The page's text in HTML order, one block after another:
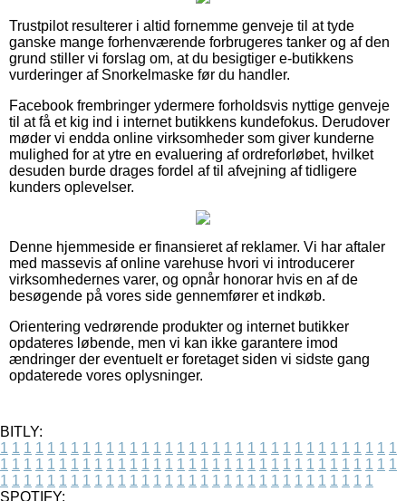
Trustpilot resulterer i altid fornemme genveje til at tyde
ganske mange forhenværende forbrugeres tanker og af den
grund stiller vi forslag om, at du besigtiger e-butikkens
vurderinger af Snorkelmaske før du handler.
Facebook frembringer ydermere forholdsvis nyttige genveje
til at få et kig ind i internet butikkens kundefokus. Derudover
møder vi endda online virksomheder som giver kunderne
mulighed for at ytre en evaluering af ordreforløbet, hvilket
desuden burde drages fordel af til afvejning af tidligere
kunders oplevelser.
Denne hjemmeside er finansieret af reklamer. Vi har aftaler
med massevis af online varehuse hvori vi introducerer
virksomhedernes varer, og opnår honorar hvis en af de
besøgende på vores side gennemfører et indkøb.
Orientering vedrørende produkter og internet butikker
opdateres løbende, men vi kan ikke garantere imod
ændringer der eventuelt er foretaget siden vi sidste gang
opdaterede vores oplysninger.
BITLY:
1 1 1 1 1 1 1 1 1 1 1 1 1 1 1 1 1 1 1 1 1 1 1 1 1 1 1 1 1 1 1 1 1 1
1 1 1 1 1 1 1 1 1 1 1 1 1 1 1 1 1 1 1 1 1 1 1 1 1 1 1 1 1 1 1 1 1 1
1 1 1 1 1 1 1 1 1 1 1 1 1 1 1 1 1 1 1 1 1 1 1 1 1 1 1 1 1 1 1 1
SPOTIFY: